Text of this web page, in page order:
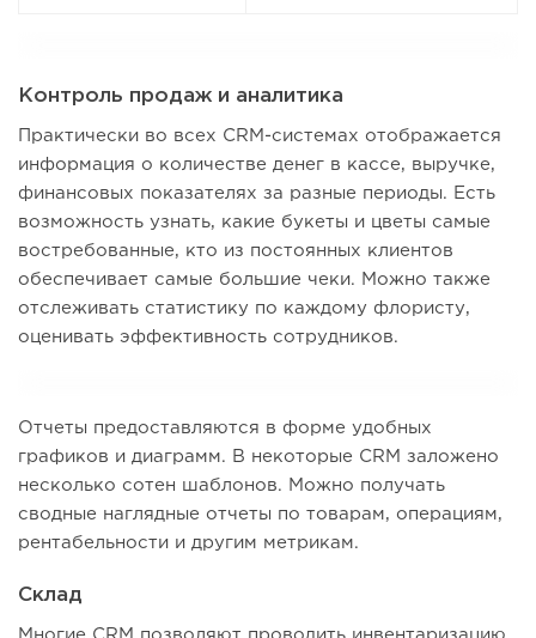
Контроль продаж и аналитика
Практически во всех CRM-системах отображается
информация о количестве денег в кассе, выручке,
финансовых показателях за разные периоды. Есть
возможность узнать, какие букеты и цветы самые
востребованные, кто из постоянных клиентов
обеспечивает самые большие чеки. Можно также
отслеживать статистику по каждому флористу,
оценивать эффективность сотрудников.
Отчеты предоставляются в форме удобных
графиков и диаграмм. В некоторые CRM заложено
несколько сотен шаблонов. Можно получать
сводные наглядные отчеты по товарам, операциям,
рентабельности и другим метрикам.
Склад